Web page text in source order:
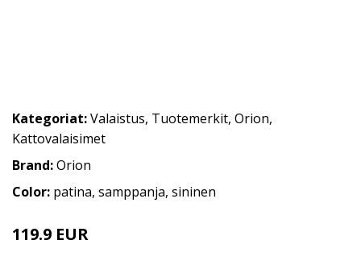
Kategoriat:Valaistus, Tuotemerkit, Orion,
Kattovalaisimet
Brand:Orion
Color: patina, samppanja, sininen
119.9 EUR